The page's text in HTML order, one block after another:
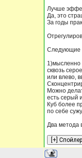
Лучше
Да, это
За годы
Следующие
1)мысленно
сквозь
или влево,
Можно
есть серый
Куб более
по себе
Два метода